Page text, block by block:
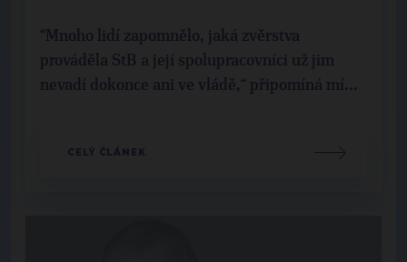
“Mnoho lidí zapomnělo, jaká zvěrstva
prováděla StB a její spolupracovníci už jim
nevadí dokonce ani ve vládě,“ připomíná mí...
CELÝ ČLÁNEK